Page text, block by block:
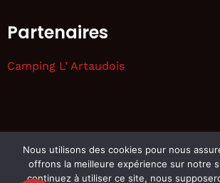
Partenaires
Camping L’ Artaudois
© Loca Express – tous droits réservés |
Six Pixels
Nous utilisons des cookies pour nous
offrons la meilleure expérience sur notre
continuez à utiliser ce site, nous